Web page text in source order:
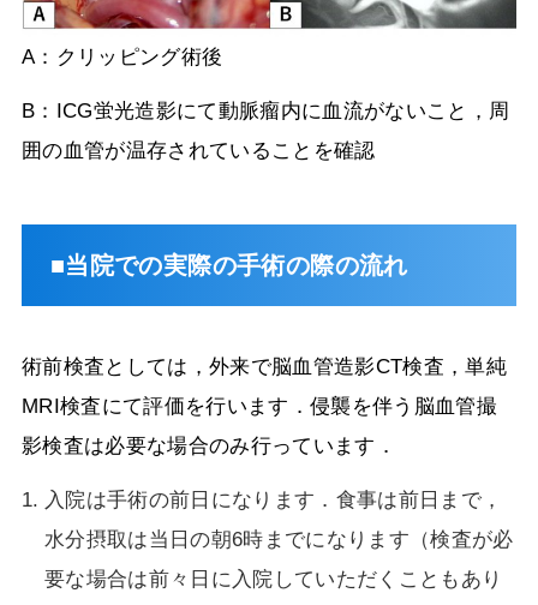
A：クリッピング術後
B： ICG蛍光造影にて動脈瘤内に血流がないこと，周
囲の血管が温存されていることを確認
■当院での実際の手術の際の流れ
術前検査としては，外来で脳血管造影CT検査，単純
MRI検査にて評価を行います．侵襲を伴う脳血管撮
影検査は必要な場合のみ行っています．
入院は手術の前日になります．食事は前日まで，
水分摂取は当日の朝6時までになります（検査が必
要な場合は前々日に入院していただくこともあり